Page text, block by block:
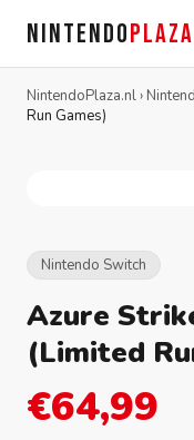
NINTENDOPLAZA
NintendoPlaza.nl›
Run Games)
Nintendo Switch
Azure
(Limited
€64,99